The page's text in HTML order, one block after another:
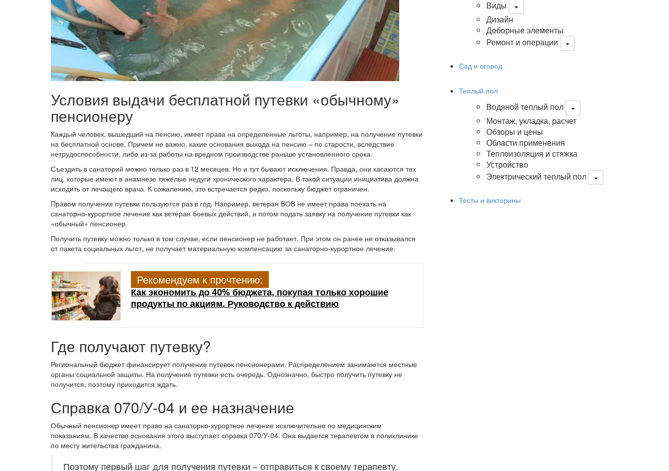
Условия выдачи бесплатной путевки «обычному»
пенсионеру
Каждый человек, вышедший на пенсию, имеет права на определенные льготы, например, на получение путевки
на бесплатной основе. Причем не важно, какие основания выхода на пенсию – по старости, вследствие
нетрудоспособности, либо из-за работы на вредном производстве раньше установленного срока.
Съездить в санаторий можно только раз в 12 месяцев. Но и тут бывают исключения. Правда, они касаются тех
лиц, которые имеют в анамнезе тяжелые недуги хронического характера. В такой ситуации инициатива должна
исходить от лечащего врача. К сожалению, это встречается редко, поскольку бюджет ограничен.
Правом получения путевки пользуются раз в год. Например, ветеран ВОВ не имеет права поехать на
санаторно-курортное лечение как ветеран боевых действий, а потом подать заявку на получение путевки как
«обычный» пенсионер.
Получить путевку можно только в том случае, если пенсионер не работает. При этом он ранее не отказывался
от пакета социальных льгот, не получает материальную компенсацию за санаторно-курортное лечение.
Рекомендуем к прочтению:
Как экономить до 40% бюджета, покупая только хорошие
продукты по акциям. Руководство к действию
Где получают путевку?
Региональный бюджет финансирует получение путевок пенсионерами. Распределением занимаются местные
органы социальной защиты. На получение путевки есть очередь. Однозначно, быстро получить путевку не
получится, поэтому приходится ждать.
Справка 070/У-04 и ее назначение
Обычный пенсионер имеет право на санаторно-курортное лечение исключительно по медицинским
показаниям. В качестве основания этого выступает справка 070/У-04. Она выдается терапевтом в поликлинике
по месту жительства гражданина.
Поэтому первый шаг для получения путевки – отправиться к своему терапевту.
Виды
Дизайн
Доборные элементы
Ремонт и операции
Сад и огород
Теплый пол
Водяной теплый пол
Монтаж, укладка, расчет
Обзоры и цены
Области применения
Теплоизоляция и стяжка
Устройство
Электрический теплый пол
Тесты и викторины